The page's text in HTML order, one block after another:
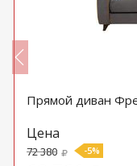
Прямой диван
Цена
72 380 -5%